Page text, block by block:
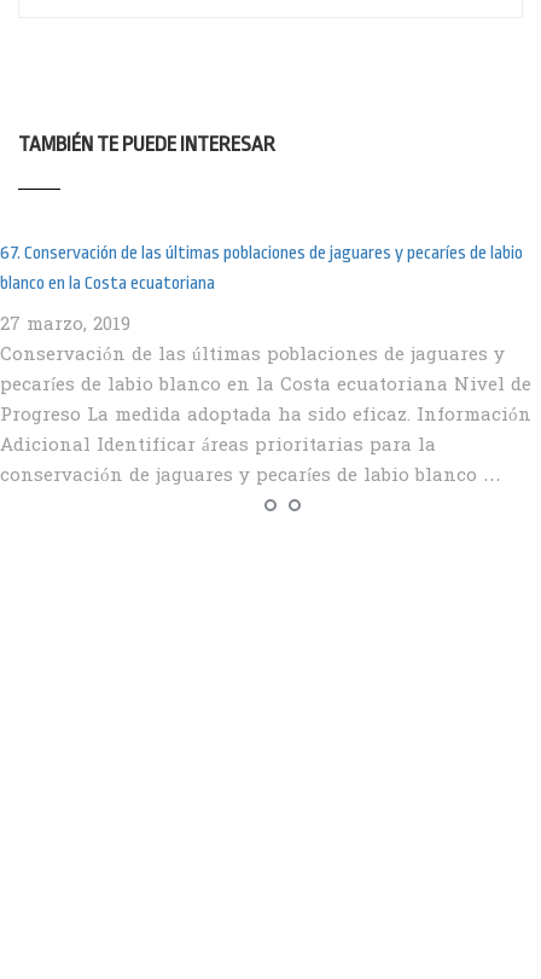
TAMBIÉN TE PUEDE INTERESAR
67. Conservación de las últimas poblaciones de jaguares y pecaríes de labio
blanco en la Costa ecuatoriana
27 marzo, 2019
Conservación de las últimas poblaciones de jaguares y
pecaríes de labio blanco en la Costa ecuatoriana Nivel de
Progreso La medida adoptada ha sido eficaz. Información
Adicional Identificar áreas prioritarias para la
conservación de jaguares y pecaríes de labio blanco …